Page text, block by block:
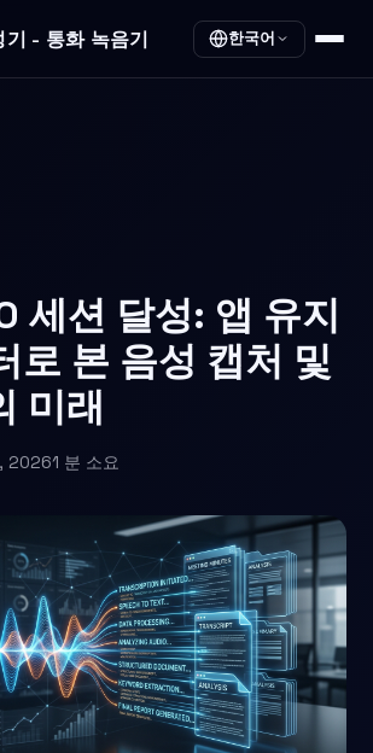
기 - 통화 녹음기 한국어
세션 달성: 앱 유지
로 본 음성 캡처 및
미래
20261 분 소요